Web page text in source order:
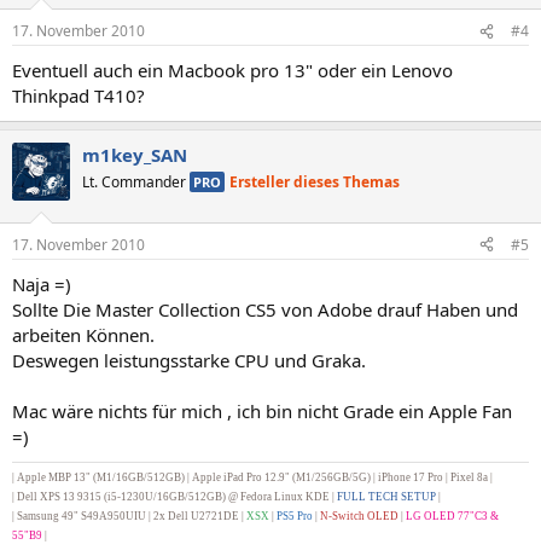
17. November 2010 #4
Eventuell auch ein Macbook pro 13" oder ein Lenovo
Thinkpad T410?
m1key_SAN
Lt. Commander PRO Ersteller dieses Themas
17. November 2010 #5
Naja =)
Sollte Die Master Collection CS5 von Adobe drauf Haben und
arbeiten Können.
Deswegen leistungsstarke CPU und Graka.
Mac wäre nichts für mich , ich bin nicht Grade ein Apple Fan
=)
| Apple MBP 13" (M1/16GB/512GB) | Apple iPad Pro 12.9" (M1/256GB/5G) | iPhone 17 Pro | Pixel 8a |
Dell XPS 13 9315 (i5-1230U/16GB/512GB) @ Fedora Linux KDE | FULL TECH SETUP
| Samsung 49" S49A950UIU | 2x Dell U2721DE
XSX PS5 Pro N-Switch OLED
LG OLED 77"C3 &
55"B9